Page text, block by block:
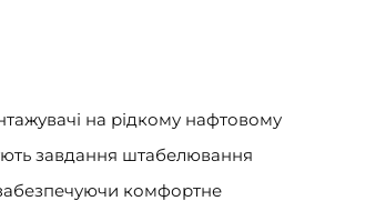
на рідкому нафтовому
завдання штабелювання
комфортне